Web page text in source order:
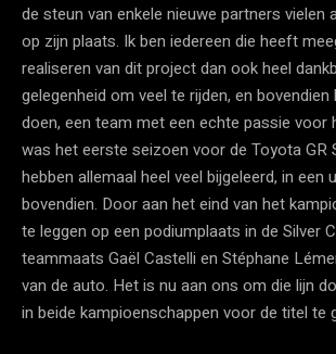
de steun van enkele nieuwe partners vielen
op zijn plaats. Ik ben iedereen die heeft
realiseren van dit project dan ook heel
gelegenheid om veel te rijden, en
doen, een team met een echte passie voor
was het eerste seizoen voor de Toyota GR
hebben allemaal heel veel bijgeleerd, in een
bovendien. Door aan het eind van het
te leggen op een podiumplaats in de Silver
teammaats Gaël Castelli en Stéphane
van de auto. Het is nu aan ons om die lijn
in beide kampioenschappen voor de titel te